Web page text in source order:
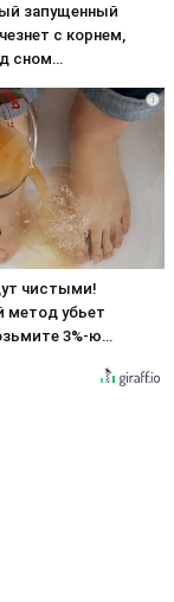
запущенный
с корнем,
сном…
i
чистыми!
метод убьет
3%-ю…